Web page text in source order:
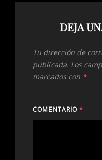
DEJA
Tu dirección de
publicada. Los
marcados con *
COMENTARIO *